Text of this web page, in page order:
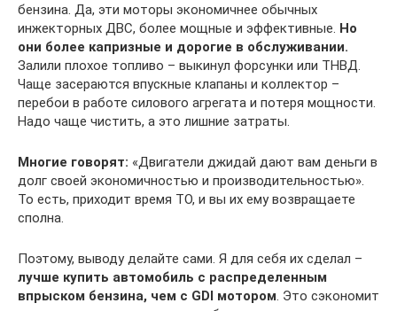
бензина. Да, эти моторы экономичнее обычных
инжекторных ДВС, более мощные и эффективные. Но
они более капризные и дорогие в обслуживании.
Залили плохое топливо – выкинул форсунки или ТНВД.
Чаще засераются впускные клапаны и коллектор –
перебои в работе силового агрегата и потеря мощности.
Надо чаще чистить, а это лишние затраты.
Многие говорят: «Двигатели джидай дают вам деньги в
долг своей экономичностью и производительностью».
То есть, приходит время ТО, и вы их ему возвращаете
сполна.
Поэтому, выводу делайте сами. Я для себя их сделал –
лучше купить автомобиль с распределенным
впрыском бензина, чем с GDI мотором. Это сэкономит